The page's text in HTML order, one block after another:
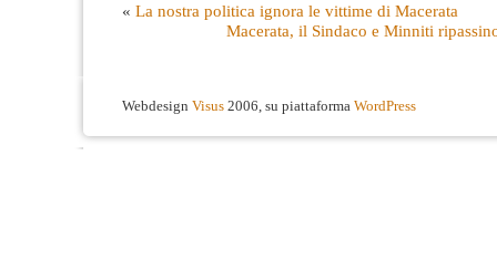
« La nostra politica ignora le vittime di Macerata
Macerata, il Sindaco e Minniti
Webdesign Visus 2006, su piattaforma WordPress